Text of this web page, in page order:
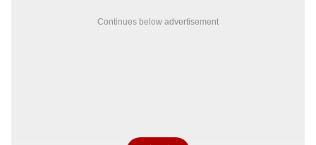
Continues below advertisement